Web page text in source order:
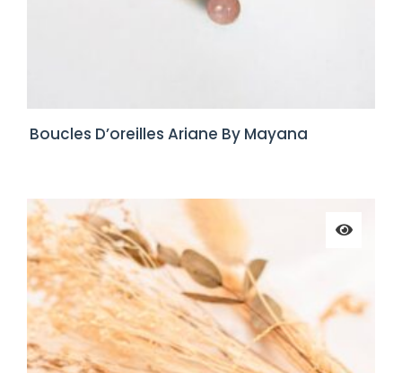
Boucles D’oreilles Ariane By Mayana